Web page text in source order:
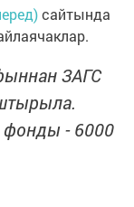
сайтында
ЗАГС
фонды - 6000